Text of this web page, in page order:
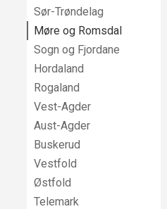
Sør-Trøndelag
Møre og Romsdal
Sogn og Fjordane
Hordaland
Rogaland
Vest-Agder
Aust-Agder
Buskerud
Vestfold
Østfold
Telemark